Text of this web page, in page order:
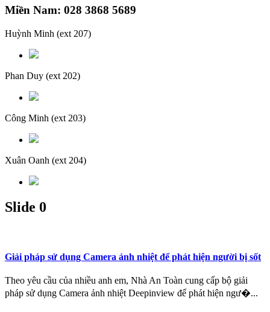
Miền Nam: 028 3868 5689
Huỳnh Minh (ext 207)
Phan Duy (ext 202)
Công Minh (ext 203)
Xuân Oanh (ext 204)
Slide 0
Giải pháp sử dụng Camera ảnh nhiệt để phát hiện người bị sốt
Theo yêu cầu của nhiều anh em, Nhà An Toàn cung cấp bộ giải
pháp sử dụng Camera ảnh nhiệt Deepinview để phát hiện ngư�...